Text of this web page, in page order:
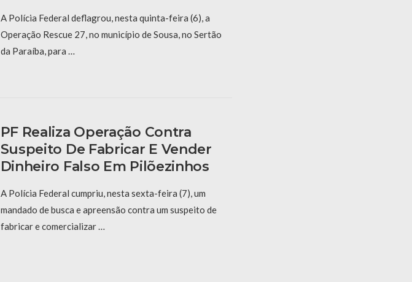
A Polícia Federal deflagrou, nesta quinta-feira (6), a
Operação Rescue 27, no município de Sousa, no Sertão
da Paraíba, para …
PF Realiza Operação Contra
Suspeito De Fabricar E Vender
Dinheiro Falso Em Pilõezinhos
A Polícia Federal cumpriu, nesta sexta-feira (7), um
mandado de busca e apreensão contra um suspeito de
fabricar e comercializar …